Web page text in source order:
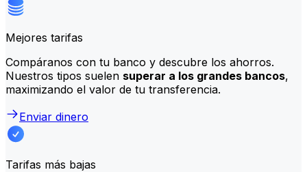
Mejores tarifas
Compáranos con tu banco y descubre los ahorros.
Nuestros tipos suelen superar a los grandes bancos,
maximizando el valor de tu transferencia.
Enviar dinero
Tarifas más bajas